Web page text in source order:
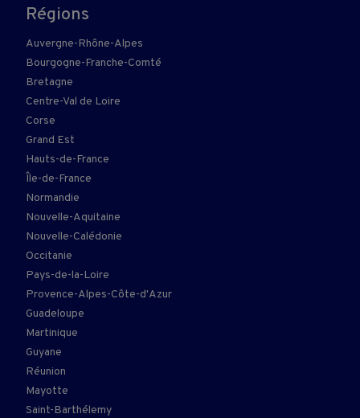
Régions
Auvergne-Rhône-Alpes
Bourgogne-Franche-Comté
Bretagne
Centre-Val de Loire
Corse
Grand Est
Hauts-de-France
Île-de-France
Normandie
Nouvelle-Aquitaine
Nouvelle-Calédonie
Occitanie
Pays-de-la-Loire
Provence-Alpes-Côte-d'Azur
Guadeloupe
Martinique
Guyane
Réunion
Mayotte
Saint-Barthélemy